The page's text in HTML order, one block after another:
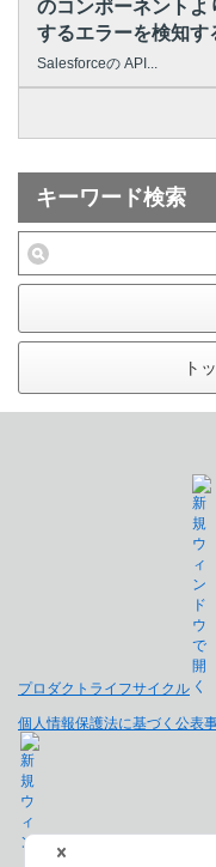
のコンポーネント
するエラーを検知す
Salesforceの API...
キーワード検索
ト
プロダクトライフサイクル
個人情報保護法に基づく公表